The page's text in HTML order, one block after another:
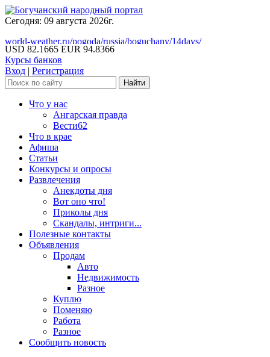
Сегодня: 09 августа 2026г.
world-weather.ru/pogoda/russia/boguchany/14days/
USD 82.1665 EUR 94.8366
Курсы банков
Вход | Регистрация
Что у нас
Ангарская правда
Вести62
Что в крае
Афиша
Статьи
Конкурсы и опросы
Развлечения
Анекдоты дня
Вот оно что!
Приколы дня
Скандалы, интриги...
Полезные контакты
Объявления
Продам
Авто
Недвижимость
Разное
Куплю
Поменяю
Работа
Разное
Сообщить новость